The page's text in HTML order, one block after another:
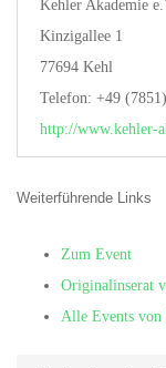
Kehler Akademie
Kinzigallee 1
77694 Kehl
Telefon: +49
http://www.kehler-
Weiterführende Links
Zum Event
Originalinserat
Alle Events von